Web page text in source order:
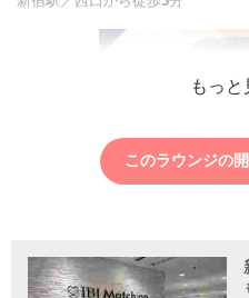
もっと
このラウンジの